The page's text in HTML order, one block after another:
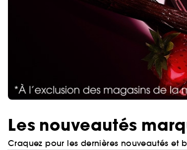
Les nouveautés
Craquez pour les dernières nouveautés et